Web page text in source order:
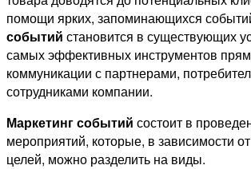
помощи ярких, запоминающихся
событий становится в существующих
самых эффективных инструментов
коммуникации с партнерами,
сотрудниками компании.
Маркетинг событий состоит в
мероприятий, которые, в зависимости
целей, можно разделить на виды.